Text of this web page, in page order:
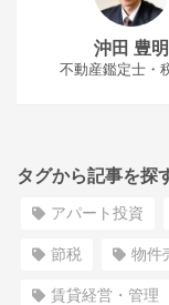
沖田 豊明
不動産鑑定士・
タグから記事を探
アパート投資
節税 物件
賃貸経営・管理